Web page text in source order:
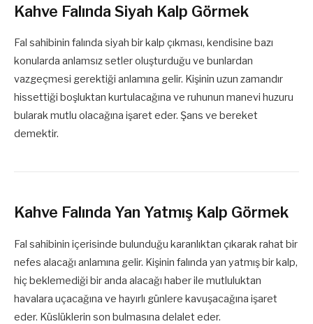
Kahve Falında Siyah Kalp Görmek
Fal sahibinin falında siyah bir kalp çıkması, kendisine bazı
konularda anlamsız setler oluşturduğu ve bunlardan
vazgeçmesi gerektiği anlamına gelir. Kişinin uzun zamandır
hissettiği boşluktan kurtulacağına ve ruhunun manevi huzuru
bularak mutlu olacağına işaret eder. Şans ve bereket
demektir.
Kahve Falında Yan Yatmış Kalp Görmek
Fal sahibinin içerisinde bulunduğu karanlıktan çıkarak rahat bir
nefes alacağı anlamına gelir. Kişinin falında yan yatmış bir kalp,
hiç beklemediği bir anda alacağı haber ile mutluluktan
havalara uçacağına ve hayırlı günlere kavuşacağına işaret
eder. Küslüklerin son bulmasına delalet eder.